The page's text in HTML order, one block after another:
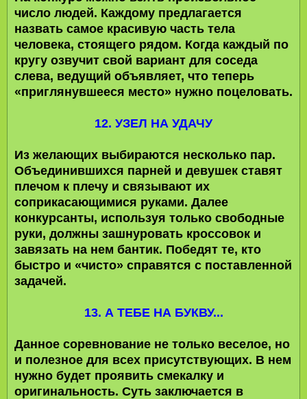
число людей. Каждому предлагается
назвать самое красивую часть тела
человека, стоящего рядом. Когда каждый по
кругу озвучит свой вариант для соседа
слева, ведущий объявляет, что теперь
«приглянувшееся место» нужно поцеловать.
12. УЗЕЛ НА УДАЧУ
Из желающих выбираются несколько пар.
Объединившихся парней и девушек ставят
плечом к плечу и связывают их
соприкасающимися руками. Далее
конкурсанты, используя только свободные
руки, должны зашнуровать кроссовок и
завязать на нем бантик. Победят те, кто
быстро и «чисто» справятся с поставленной
задачей.
13. А ТЕБЕ НА БУКВУ...
Данное соревнование не только веселое, но
и полезное для всех присутствующих. В нем
нужно будет проявить смекалку и
оригинальность. Суть заключается в